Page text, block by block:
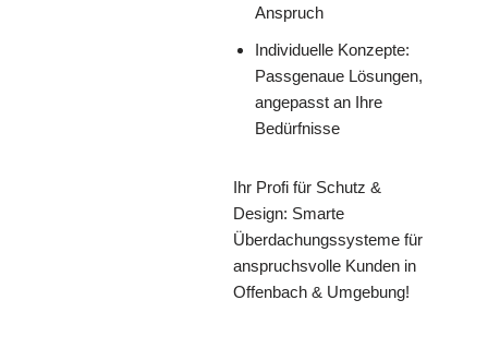
Anspruch
Individuelle Konzepte:
Passgenaue Lösungen,
angepasst an Ihre
Bedürfnisse
Ihr Profi für Schutz &
Design: Smarte
Überdachungssysteme für
anspruchsvolle Kunden in
Offenbach & Umgebung!